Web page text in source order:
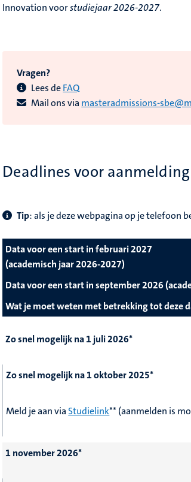
Innovation voorstudiejaar 2026-2027.
Vragen?
Lees deFAQ
Mail ons via masteradmissions-
Deadlines voor aanmelding
Tip: als je deze webpagina op je telefoon
Data voor een start in februari 2027
(academisch jaar 2026-2027)
Data voor een start in september 2026
Wat je moet weten met betrekking tot deze
Zo snel mogelijk na 1 juli 2026*
Zo snel mogelijk na 1 oktober 2025*
Meld je aan via Studielink** (aanmelden is
1 november 2026*